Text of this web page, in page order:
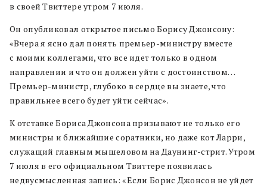
в своей Твиттере утром 7 июля.
Он опубликовал открытое письмо Борису Джонсону:
«Вчера я ясно дал понять премьер-министру вместе
с моими коллегами, что все идет только в одном
направлении и что он должен уйти с достоинством…
Премьер-министр, глубоко в сердце вы знаете, что
правильнее всего будет уйти сейчас».
К отставке Бориса Джонсона призывают не только его
министры и ближайшие соратники, но даже кот Ларри,
служащий главным мышеловом на Даунинг-стрит. Утром
7 июля в его официальном Твиттере появилась
недвусмысленная запись: «Если Борис Джонсон не уйдет